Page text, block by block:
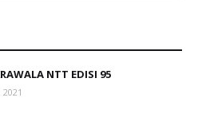
NTT EDISI 95